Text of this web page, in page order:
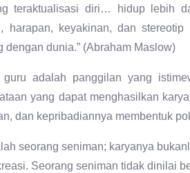
teraktualisasi diri… hidup lebih
harapan, keyakinan, dan
dengan dunia.” (Abraham Maslow)
guru adalah panggilan yang
yang dapat menghasilkan
dan kepribadiannya membentuk
seorang seniman; karyanya
Seorang seniman tidak dinilai